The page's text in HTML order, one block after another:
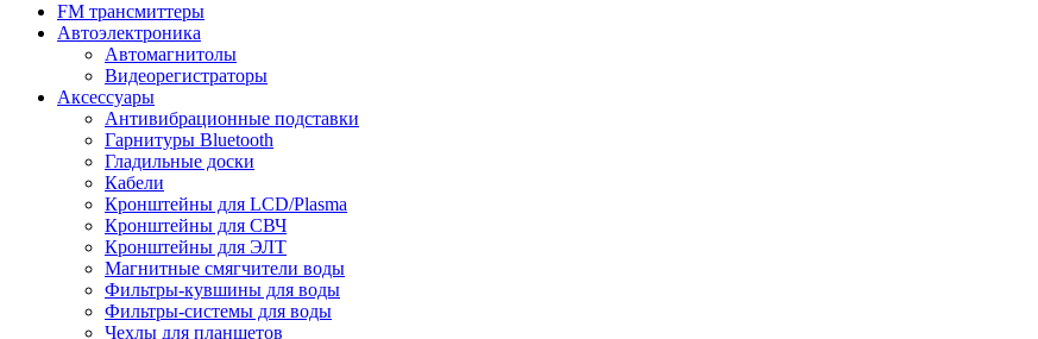
FM трансмиттеры
Автоэлектроника
Автомагнитолы
Видеорегистраторы
Аксессуары
Антивибрационные подставки
Гарнитуры Bluetooth
Гладильные доски
Кабели
Кронштейны для LCD/Plasma
Кронштейны для СВЧ
Кронштейны для ЭЛТ
Магнитные смягчители воды
Фильтры-кувшины для воды
Фильтры-системы для воды
Чехлы для планшетов